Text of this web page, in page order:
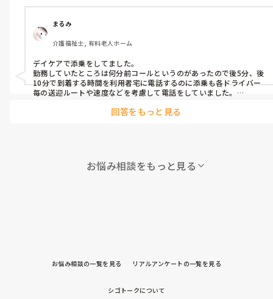
やりがいもっての仕事
どちらがいいですか？
他、意見あったら聞いてみたいです。
働ける条件で今の職場に入りました。
同乗送迎自体は初めてで
同乗送迎は、利用者さん
車の乗り降り、家の電気　薬の飲み忘れチェックなどのみかなと
勝手に思ってました。
しかし、運転手さんが必ずいつも
勤務するわけでなく、人がいない時は事務に送迎行ってもらう事
もあると言われました。
自分なりに必死に覚えだけど
自分で運転する覚え方とは
まるみ
介護福祉士, 有料老人ホーム
デイケアで添乗をしてました。
勤務していたところは何分前コールというのがあったので後5分、後
10分で到着する時間を利用者宅に電話するのに添乗も各ドライバー
毎の送迎ルートや速度などを考慮して電話をしていました。
り10分くらいかかるのに5分と言ったりでよくドライバーさんから
られるという何ともあり得ない事故がありました。
施設に帰ると上司から「ドライバーは蹴られたのにどうしてお前は
回答をもっと見る
お悩み相談をもっと見る
お悩み相談の一覧を見る リアルアンケートの一覧を見る
シゴトークについて